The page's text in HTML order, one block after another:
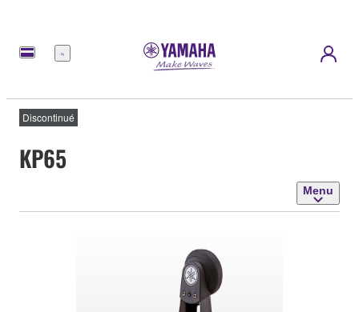
Menu
Discontinué
KP65
Menu